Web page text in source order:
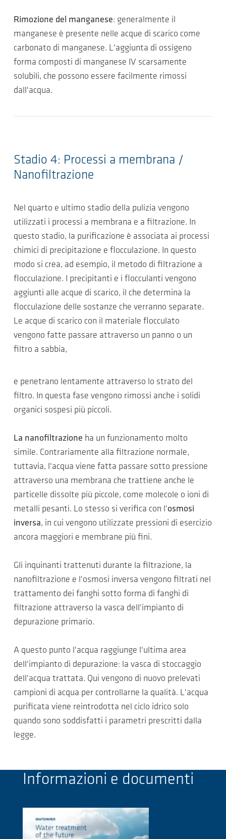
Rimozione del manganese: generalmente il
manganese è presente nelle acque di scarico come
carbonato di manganese. L'aggiunta di ossigeno
forma composti di manganese IV scarsamente
solubili, che possono essere facilmente rimossi
dall'acqua.
Stadio 4: Processi a membrana /
Nanofiltrazione
Nel quarto e ultimo stadio della pulizia vengono
utilizzati i processi a membrana e a filtrazione. In
questo stadio, la purificazione è associata ai processi
chimici di precipitazione e flocculazione. In questo
modo si crea, ad esempio, il metodo di filtrazione a
flocculazione. I precipitanti e i flocculanti vengono
aggiunti alle acque di scarico, il che determina la
flocculazione delle sostanze che verranno separate.
Le acque di scarico con il materiale flocculato
vengono fatte passare attraverso un panno o un
filtro a sabbia,
e penetrano lentamente attraverso lo strato del
filtro. In questa fase vengono rimossi anche i solidi
organici sospesi più piccoli.
La nanofiltrazione ha un funzionamento molto
simile. Contrariamente alla filtrazione normale,
tuttavia, l'acqua viene fatta passare sotto pressione
attraverso una membrana che trattiene anche le
particelle dissolte più piccole, come molecole o ioni di
metalli pesanti. Lo stesso si verifica con l'osmosi
inversa, in cui vengono utilizzate pressioni di esercizio
ancora maggiori e membrane più fini.
Gli inquinanti trattenuti durante la filtrazione, la
nanofiltrazione e l'osmosi inversa vengono filtrati nel
trattamento dei fanghi sotto forma di fanghi di
filtrazione attraverso la vasca dell'impianto di
depurazione primario.
A questo punto l'acqua raggiunge l'ultima area
dell'impianto di depurazione: la vasca di stoccaggio
dell'acqua trattata. Qui vengono di nuovo prelevati
campioni di acqua per controllarne la qualità. L'acqua
purificata viene reintrodotta nel ciclo idrico solo
quando sono soddisfatti i parametri prescritti dalla
legge.
Informazioni e documenti